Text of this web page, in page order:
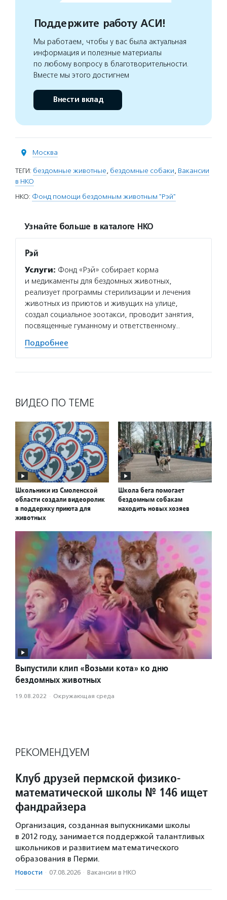
Поддержите работу АСИ!
Мы работаем, чтобы у вас была актуальная
информация и полезные материалы
по любому вопросу в благотворительности.
Вместе мы этого достигнем
Внести вклад
Москва
ТЕГИ: бездомные животные, бездомные собаки, Вакансии
в НКО
НКО: Фонд помощи бездомным животным "Рэй"
Узнайте больше в каталоге НКО
Рэй
Услуги: Фонд «Рэй» собирает корма
и медикаменты для бездомных животных,
реализует программы стерилизации и лечения
животных из приютов и живущих на улице,
создал социальное зоотакси, проводит занятия,
посвященные гуманному и ответственному…
Подробнее
ВИДЕО ПО ТЕМЕ
Школьники из Смоленской
области создали видеоролик
в поддержку приюта для
животных
Школа бега помогает
бездомным собакам
находить новых хозяев
Выпустили клип «Возьми кота» ко дню
бездомных животных
19.08.2022 · Окружающая среда
РЕКОМЕНДУЕМ
Клуб друзей пермской физико-
математической школы № 146 ищет
фандрайзера
Организация, созданная выпускниками школы
в 2012 году, занимается поддержкой талантливых
школьников и развитием математического
образования в Перми.
Новости · 07.08.2026 · Вакансии в НКО